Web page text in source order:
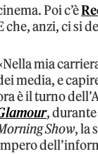
Poi c’è
che, anzi, ci si
mia
media, e
è il turno
,
Show, la